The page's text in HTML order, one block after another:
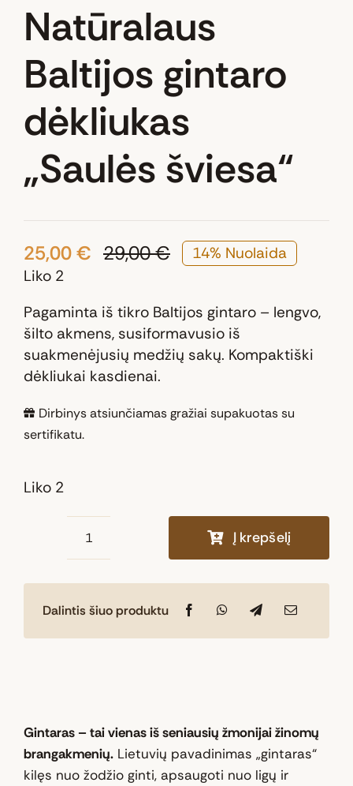
Natūralaus
Baltijos gintaro
dėkliukas
„Saulės šviesa“
29,00€Original
was:
29,00 €.
25,00€
Current
is:
25,00 €.
14% Nuolaida
Liko 2
Pagaminta iš tikro Baltijos gintaro – lengvo,
šilto akmens, susiformavusio iš
suakmenėjusių medžių sakų. Kompaktiški
dėkliukai kasdienai.
Dirbinys atsiunčiamas gražiai supakuotas su
sertifikatu.
Liko 2
produkto
Baltijos
Į krepšelį
Dalintis šiuo produktu
Gintaras – tai vienas iš seniausių žmonijai žinomų
brangakmenių.Lietuvių pavadinimas „gintaras“
kilęs nuo žodžio ginti, apsaugoti nuo ligų ir